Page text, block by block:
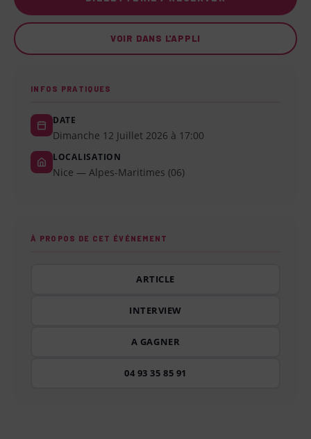
VOIR DANS L'APPLI
INFOS PRATIQUES
DATE
Dimanche 12 Juillet 2026 à 17:00
LOCALISATION
Nice — Alpes-Maritimes (06)
À PROPOS DE CET ÉVÉNEMENT
ARTICLE
INTERVIEW
A GAGNER
04 93 35 85 91